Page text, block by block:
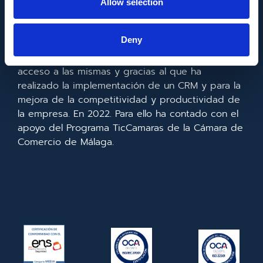
Allow selection
Deny
Metadata SL ha sido beneficiaria del Fondo
mejorar el uso y la calidad de las tecnologías de
la información y de las comunicaciones y el
acceso a las mismas y gracias al que ha
realizado la implementación de un CRM y para la
mejora de la competitividad y productividad de
la empresa. En 2022. Para ello ha contado con el
apoyo del Programa TicCamaras de la Cámara de
Comercio de Málaga.